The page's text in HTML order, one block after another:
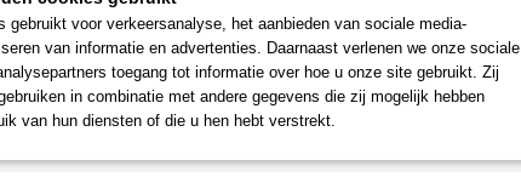
gebruikt voor verkeersanalyse, het aanbieden van sociale media-
van informatie en advertenties. Daarnaast verlenen we onze sociale
toegang tot informatie over hoe u onze site gebruikt. Zij
in combinatie met andere gegevens die zij mogelijk hebben
van hun diensten of die u hen hebt verstrekt.